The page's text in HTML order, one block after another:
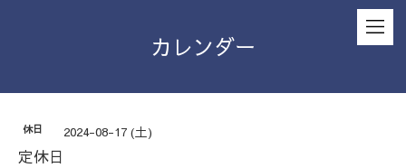
カレンダー
休日 2024-08-17 (土)
定休日